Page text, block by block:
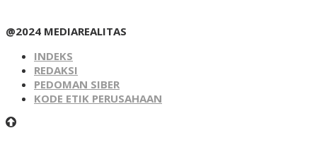
@2024 MEDIAREALITAS
INDEKS
REDAKSI
PEDOMAN SIBER
KODE ETIK PERUSAHAAN